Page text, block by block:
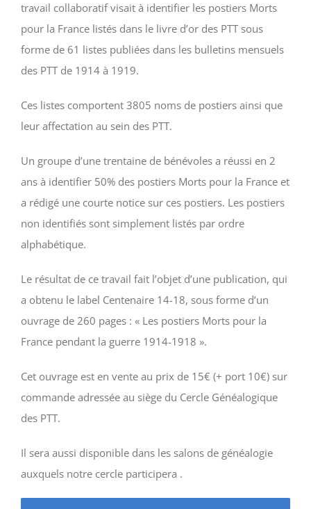
travail collaboratif visait à identifier les postiers Morts
pour la France listés dans le livre d’or des PTT sous
forme de 61 listes publiées dans les bulletins mensuels
des PTT de 1914 à 1919.
Ces listes comportent 3805 noms de postiers ainsi que
leur affectation au sein des PTT.
Un groupe d’une trentaine de bénévoles a réussi en 2
ans à identifier 50% des postiers Morts pour la France et
a rédigé une courte notice sur ces postiers. Les postiers
non identifiés sont simplement listés par ordre
alphabétique.
Le résultat de ce travail fait l’objet d’une publication, qui
a obtenu le label Centenaire 14-18, sous forme d’un
ouvrage de 260 pages : « Les postiers Morts pour la
France pendant la guerre 1914-1918 ».
Cet ouvrage est en vente au prix de 15€ (+ port 10€) sur
commande adressée au siège du Cercle Généalogique
des PTT.
Il sera aussi disponible dans les salons de généalogie
auxquels notre cercle participera .